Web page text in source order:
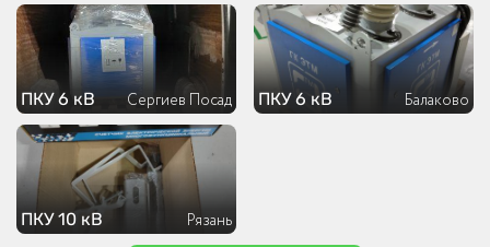
ПКУ 6 кВ Сергиев Посад ПКУ 6 кВ Балаково
ПКУ 10 кВ Рязань